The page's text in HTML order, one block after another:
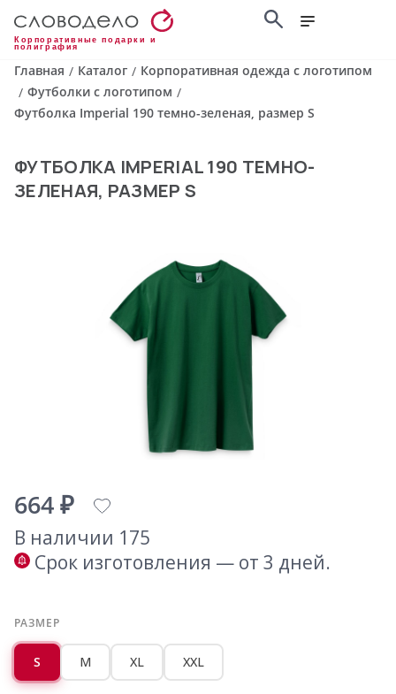
Корпоративные подарки и
полиграфия
Главная / Каталог / Корпоративная одежда с логотипом
/ Футболки с логотипом /
Футболка Imperial 190 темно-зеленая, размер S
ФУТБОЛКА IMPERIAL 190 ТЕМНО-
ЗЕЛЕНАЯ, РАЗМЕР S
664 ₽
В наличии 175
Срок изготовления — от 3 дней.
РАЗМЕР
S M XL XXL